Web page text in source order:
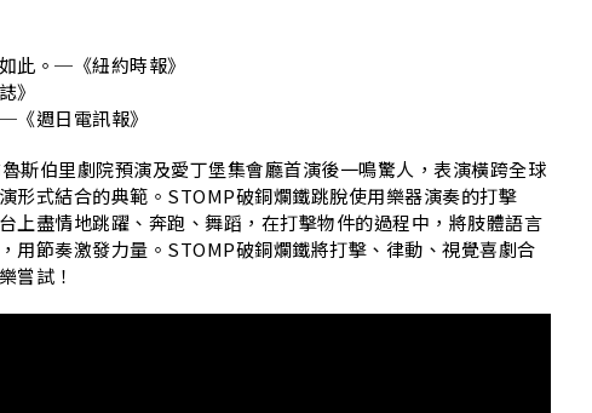
此。─《紐約時報》
》
《週日電訊報》
斯伯里劇院預演及愛丁堡集會廳首演後一鳴驚人，表演橫跨全球
形式結合的典範。STOMP破銅爛鐵跳脫使用樂器演奏的打擊
上盡情地跳躍、奔跑、舞蹈，在打擊物件的過程中，將肢體語言
用節奏激發力量。STOMP破銅爛鐵將打擊、律動、視覺喜劇合
嘗試！